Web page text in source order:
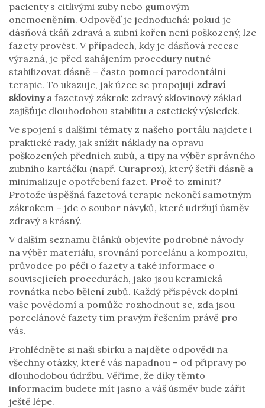
pacienty s citlivými zuby nebo gumovým
onemocněním. Odpověď je jednoduchá: pokud je
dásňová tkáň zdravá a zubní kořen není poškozený, lze
fazety provést. V případech, kdy je dásňová recese
výrazná, je před zahájením procedury nutné
stabilizovat dásně – často pomocí parodontální
terapie. To ukazuje, jak úzce se propojují zdraví
sklovinya fazetový zákrok: zdravý sklovinový základ
zajišťuje dlouhodobou stabilitu a estetický výsledek.
Ve spojení s dalšími tématy z našeho portálu najdete i
praktické rady, jak snížit náklady na opravu
poškozených předních zubů, a tipy na výběr správného
zubního kartáčku (např. Curaprox), který šetří dásně a
minimalizuje opotřebení fazet. Proč to zmínit?
Protože úspěšná fazetová terapie nekončí samotným
zákrokem – jde o soubor návyků, které udržují úsměv
zdravý a krásný.
V dalším seznamu článků objevíte podrobné návody
na výběr materiálu, srovnání porcelánu a kompozitu,
průvodce po péči o fazety a také informace o
souvisejících procedurách, jako jsou keramická
rovnátka nebo bělení zubů. Každý příspěvek doplní
vaše povědomí a pomůže rozhodnout se, zda jsou
porcelánové fazety tím pravým řešením právě pro
vás.
Prohlédněte si naši sbírku a najděte odpovědi na
všechny otázky, které vás napadnou – od připravy po
dlouhodobou údržbu. Věříme, že díky těmto
informacím budete mít jasno a váš úsměv bude zářit
ještě lépe.